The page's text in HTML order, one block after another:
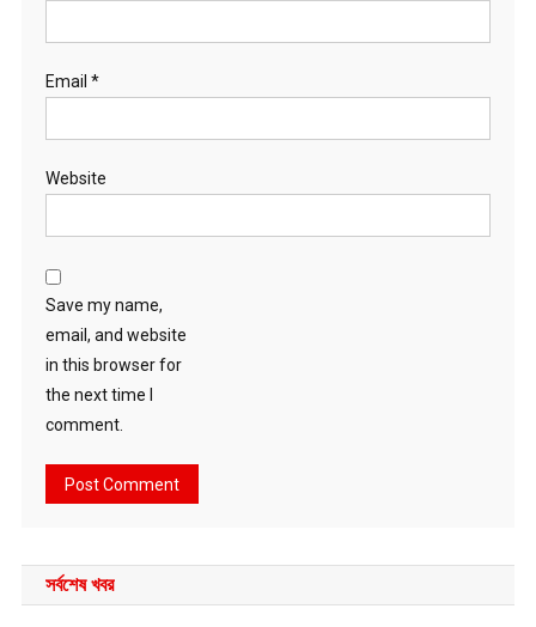
Email *
Website
Save my name,
email, and website
in this browser for
the next time I
comment.
সর্বশেষ খবর